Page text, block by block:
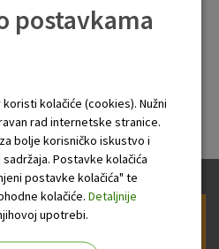
izvješće.pdf
banke
postavkama
koristi kolačiće (cookies). Nužni
rad internetske stranice.
bolje korisničko iskustvo i
Postavke kolačića
postavke kolačića" te
kolačiće. Detaljnije
upotrebi.